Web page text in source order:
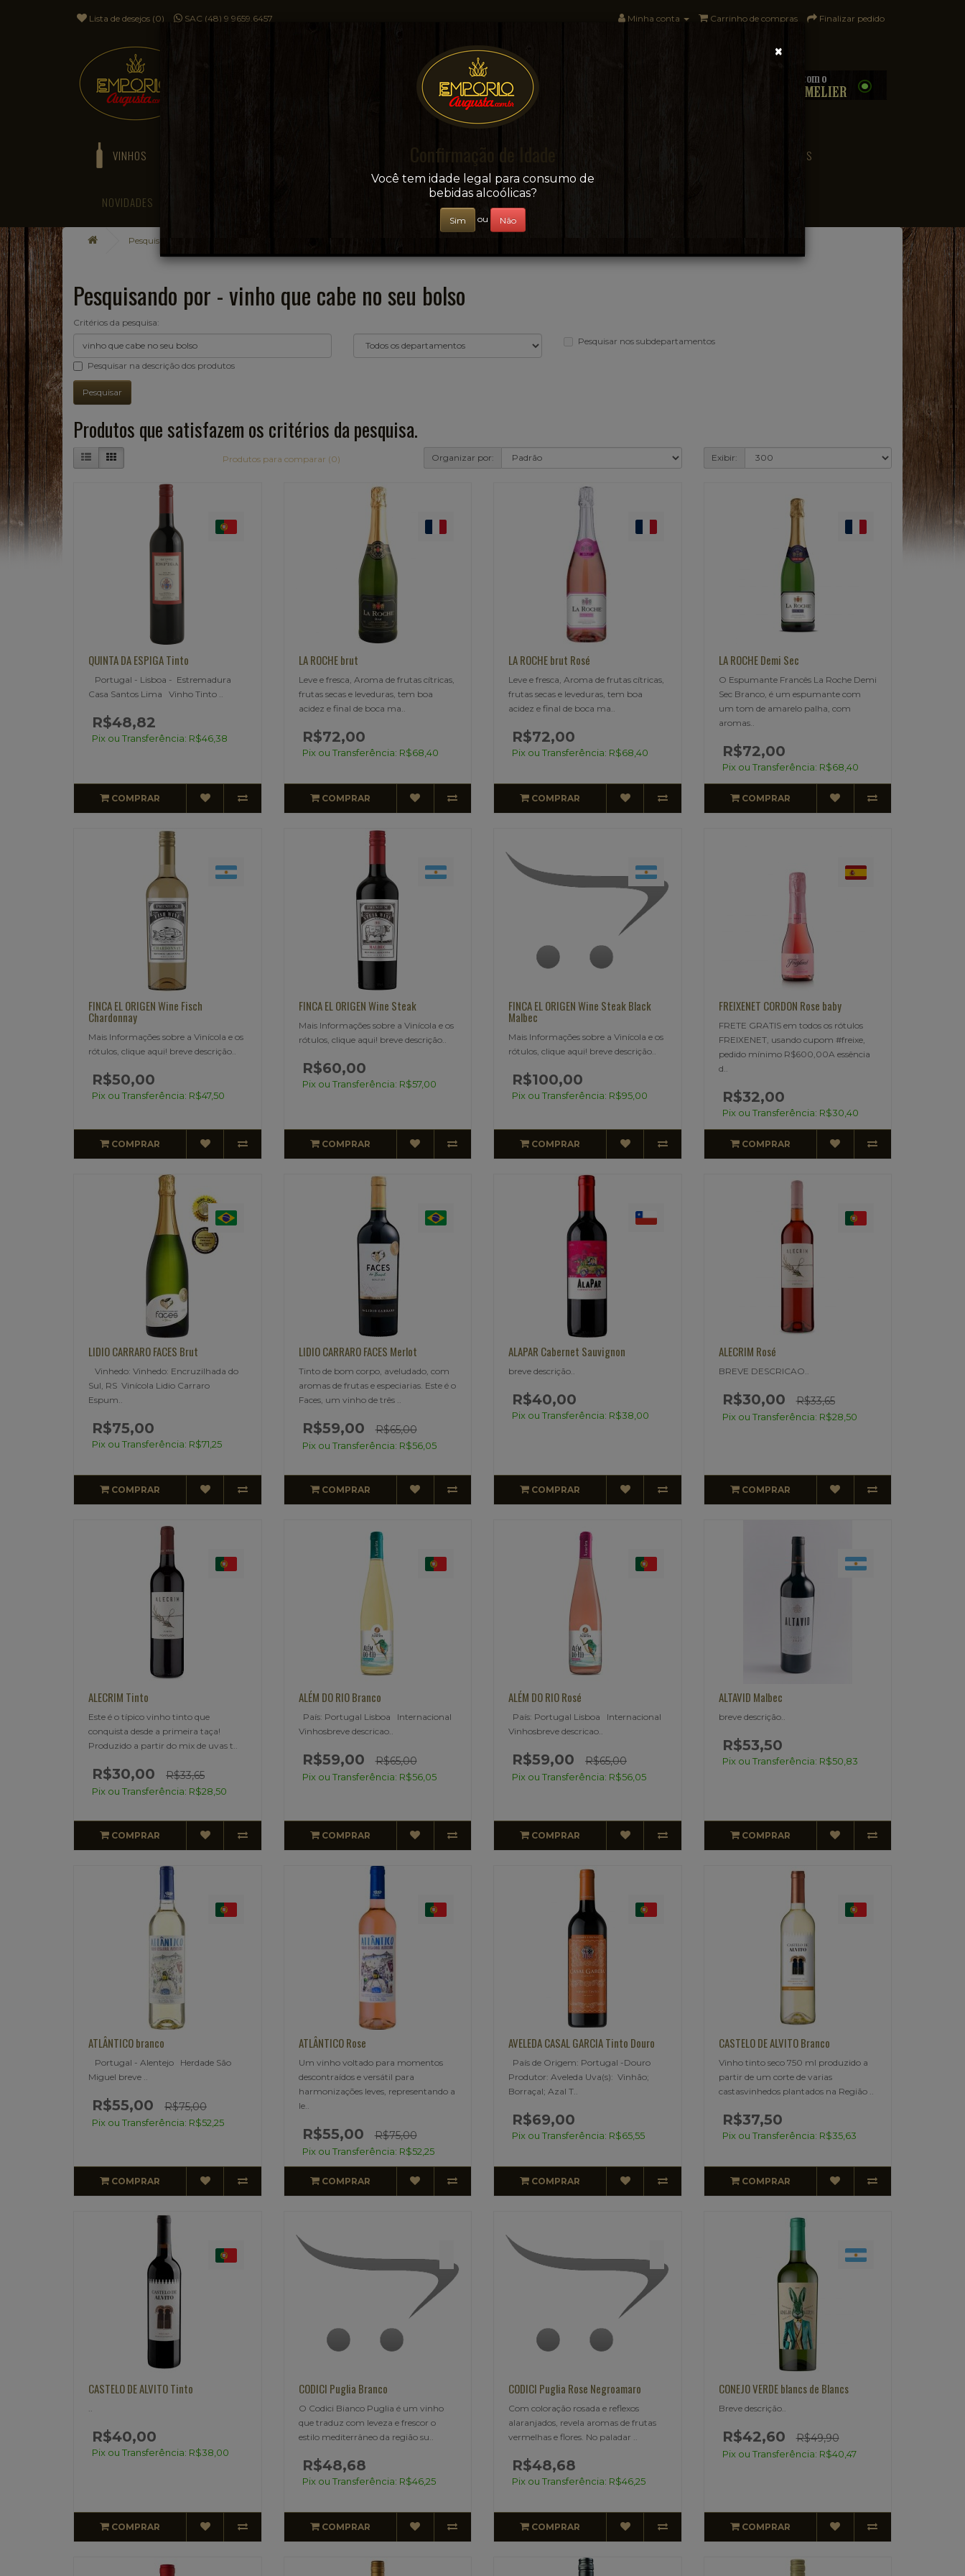
Lista de desejos (0) SAC (48) 9 9659.6457 Minha conta Carrinho de compras Finalizar pedido
Sua conveniência e adega on-line!
VINHOS + BEBIDAS PAÍSES
NOVIDADES
Pesquisando por
Pesquisando por - vinho que cabe no seu bolso
Critérios da pesquisa:
Pesquisar nos subdepartamentos
Pesquisar na descrição dos produtos
Produtos que satisfazem os critérios da pesquisa.
Produtos para comparar (0) Organizar por: Exibir:
QUINTA DA ESPIGA Tinto
Portugal - Lisboa - Estremadura
Casa Santos Lima Vinho Tinto ..
R$48,82
Pix ou Transferência: R$46,38
COMPRAR
LA ROCHE brut
Leve e fresca, Aroma de frutas cítricas,
frutas secas e leveduras, tem boa
acidez e final de boca ma..
R$72,00
Pix ou Transferência: R$68,40
COMPRAR
LA ROCHE brut Rosé
Leve e fresca, Aroma de frutas cítricas,
frutas secas e leveduras, tem boa
acidez e final de boca ma..
R$72,00
Pix ou Transferência: R$68,40
COMPRAR
LA ROCHE Demi Sec
O Espumante Francês La Roche Demi
Sec Branco, é um espumante com
um tom de amarelo palha, com
aromas..
R$72,00
Pix ou Transferência: R$68,40
COMPRAR
FINCA EL ORIGEN Wine Fisch
Chardonnay
Mais Informações sobre a Vinícola e os
rótulos, clique aqui! breve descrição..
R$50,00
Pix ou Transferência: R$47,50
COMPRAR
FINCA EL ORIGEN Wine Steak
Mais Informações sobre a Vinícola e os
rótulos, clique aqui! breve descrição..
R$60,00
Pix ou Transferência: R$57,00
COMPRAR
FINCA EL ORIGEN Wine Steak Black
Malbec
Mais Informações sobre a Vinícola e os
rótulos, clique aqui! breve descrição..
R$100,00
Pix ou Transferência: R$95,00
COMPRAR
FREIXENET CORDON Rose baby
FRETE GRATIS em todos os rótulos
FREIXENET, usando cupom #freixe,
pedido mínimo R$600,00A essência
d..
R$32,00
Pix ou Transferência: R$30,40
COMPRAR
LIDIO CARRARO FACES Brut
Vinhedo: Vinhedo: Encruzilhada do
Sul, RS Vinícola Lidio Carraro
Espum..
R$75,00
Pix ou Transferência: R$71,25
COMPRAR
LIDIO CARRARO FACES Merlot
Tinto de bom corpo, aveludado, com
aromas de frutas e especiarias. Este é o
Faces, um vinho de três ..
R$59,00 R$65,00
Pix ou Transferência: R$56,05
COMPRAR
ALAPAR Cabernet Sauvignon
breve descrição..
R$40,00
Pix ou Transferência: R$38,00
COMPRAR
ALECRIM Rosé
BREVE DESCRICAO..
R$30,00 R$33,65
Pix ou Transferência: R$28,50
COMPRAR
ALECRIM Tinto
Este é o típico vinho tinto que
conquista desde a primeira taça!
Produzido a partir do mix de uvas t..
R$30,00 R$33,65
Pix ou Transferência: R$28,50
COMPRAR
ALÉM DO RIO Branco
País: Portugal Lisboa Internacional
Vinhosbreve descricao..
R$59,00 R$65,00
Pix ou Transferência: R$56,05
COMPRAR
ALÉM DO RIO Rosé
País: Portugal Lisboa Internacional
Vinhosbreve descricao..
R$59,00 R$65,00
Pix ou Transferência: R$56,05
COMPRAR
ALTAVID Malbec
breve descrição..
R$53,50
Pix ou Transferência: R$50,83
COMPRAR
ATLÂNTICO branco
Portugal - Alentejo Herdade São
Miguel breve ..
R$55,00 R$75,00
Pix ou Transferência: R$52,25
COMPRAR
ATLÂNTICO Rose
Um vinho voltado para momentos
descontraídos e versátil para
harmonizações leves, representando a
le..
R$55,00 R$75,00
Pix ou Transferência: R$52,25
COMPRAR
AVELEDA CASAL GARCIA Tinto Douro
País de Origem: Portugal -Douro
Produtor: Aveleda Uva(s): Vinhão;
Borraçal; Azal T..
R$69,00
Pix ou Transferência: R$65,55
COMPRAR
CASTELO DE ALVITO Branco
Vinho tinto seco 750 ml produzido a
partir de um corte de varias
castasvinhedos plantados na Região ..
R$37,50
Pix ou Transferência: R$35,63
COMPRAR
CASTELO DE ALVITO Tinto
R$40,00
Pix ou Transferência: R$38,00
COMPRAR
CODICI Puglia Branco
O Codici Bianco Puglia é um vinho
que traduz com leveza e frescor o
estilo mediterrâneo da região su..
R$48,68
Pix ou Transferência: R$46,25
COMPRAR
CODICI Puglia Rose Negroamaro
Com coloração rosada e reflexos
alaranjados, revela aromas de frutas
vermelhas e flores. No paladar ..
R$48,68
Pix ou Transferência: R$46,25
COMPRAR
CONEJO VERDE blancs de Blancs
Breve descrição..
R$42,60 R$49,90
Pix ou Transferência: R$40,47
COMPRAR
×
Confirmação de Idade
Você tem idade legal para consumo de
bebidas alcoólicas?
Sim ou Não